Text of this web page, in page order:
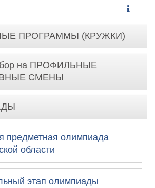
ПРОГРАММЫ (КРУЖКИ)
на ПРОФИЛЬНЫЕ
СМЕНЫ
предметная олимпиада
области
этап олимпиады